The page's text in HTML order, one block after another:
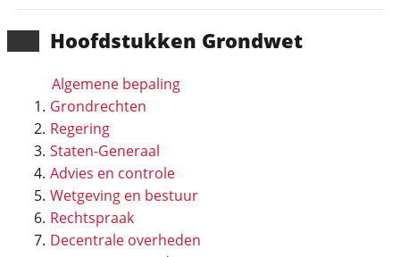
Hoofd­stukken Grondwet
Algemene bepaling
Grondrechten
Regering
Staten-Generaal
Advies en controle
Wetgeving en bestuur
Rechtspraak
Decentrale overheden